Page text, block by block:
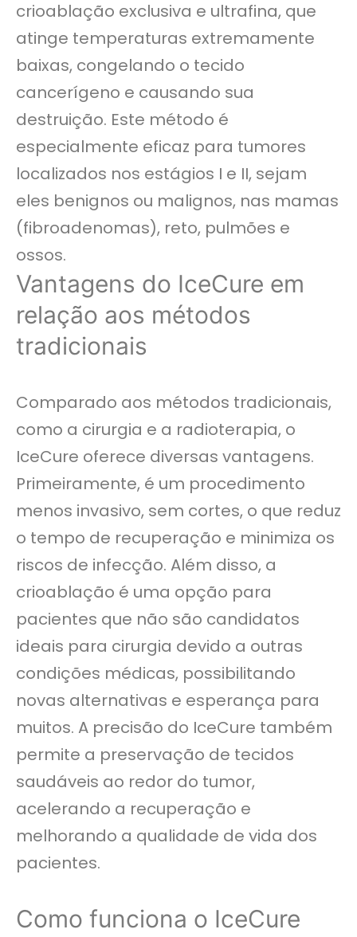
crioablação exclusiva e ultrafina, que
atinge temperaturas extremamente
baixas, congelando o tecido
cancerígeno e causando sua
destruição. Este método é
especialmente eficaz para tumores
localizados nos estágios I e II, sejam
eles benignos ou malignos, nas mamas
(fibroadenomas), reto, pulmões e
ossos.
Vantagens do IceCure em
relação aos métodos
tradicionais
Comparado aos métodos tradicionais,
como a cirurgia e a radioterapia, o
IceCure oferece diversas vantagens.
Primeiramente, é um procedimento
menos invasivo, sem cortes, o que reduz
o tempo de recuperação e minimiza os
riscos de infecção. Além disso, a
crioablação é uma opção para
pacientes que não são candidatos
ideais para cirurgia devido a outras
condições médicas, possibilitando
novas alternativas e esperança para
muitos. A precisão do IceCure também
permite a preservação de tecidos
saudáveis ​​ao redor do tumor,
acelerando a recuperação e
melhorando a qualidade de vida dos
pacientes.
Como funciona o IceCure